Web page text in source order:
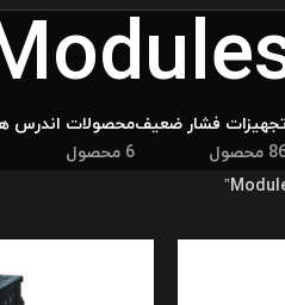
تجهیزات فشار ضعیف
محصول
محصولات اندرس
6 محصول